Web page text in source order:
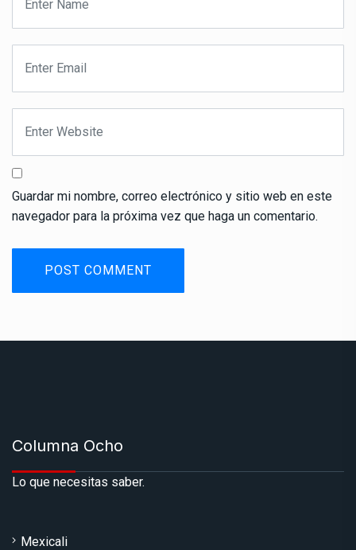
Guardar mi nombre, correo electrónico y sitio web en este
navegador para la próxima vez que haga un comentario.
Columna Ocho
Lo que necesitas saber.
Mexicali